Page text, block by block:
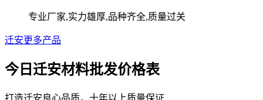
专业厂家,实力雄厚,品种齐全,质量过关
迁安更多产品
今日迁安材料批发价格表
打造迁安良心品质，十年以上质量保证